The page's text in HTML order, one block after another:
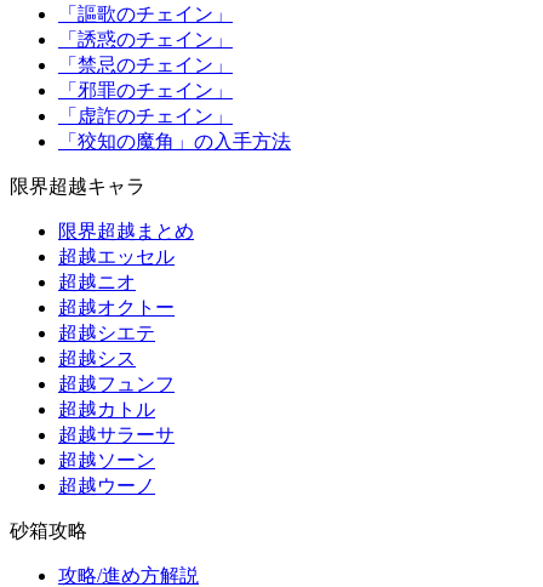
「謳歌のチェイン」
「誘惑のチェイン」
「禁忌のチェイン」
「邪罪のチェイン」
「虚詐のチェイン」
「狡知の魔角」の入手方法
限界超越キャラ
限界超越まとめ
超越エッセル
超越ニオ
超越オクトー
超越シエテ
超越シス
超越フュンフ
超越カトル
超越サラーサ
超越ソーン
超越ウーノ
砂箱攻略
攻略/進め方解説